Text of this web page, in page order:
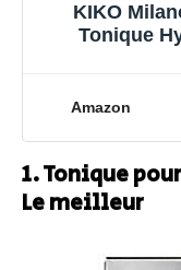
KIKO
Tonique
Amazon
1. Tonique
Le meilleur